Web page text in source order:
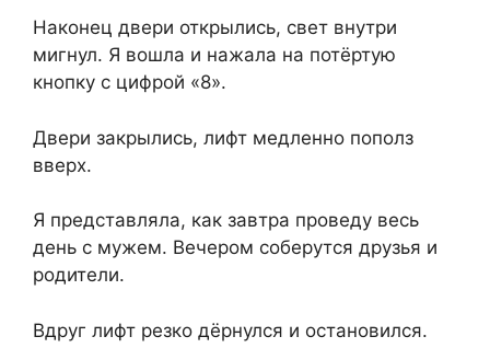
Наконец двери открылись, свет внутри
мигнул. Я вошла и нажала на потёртую
кнопку с цифрой «8».
Двери закрылись, лифт медленно пополз
вверх.
Я представляла, как завтра проведу весь
день с мужем. Вечером соберутся друзья и
родители.
Вдруг лифт резко дёрнулся и остановился.